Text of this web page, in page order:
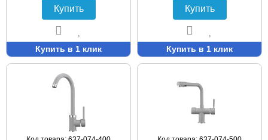
Купить
Купить в 1 клик
Купить
Купить в 1 клик